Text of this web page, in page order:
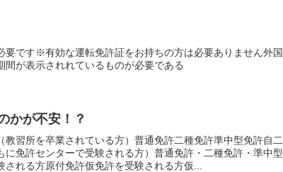
要です※有効な運転免許証をお持ちの方は必要ありません外国
が表示されれているものが必要である
かが不安！？
教習所を卒業されている方）普通免許二種免許準中型免許自二
に免許センターで受験される方）普通免許・二種免許・準中型
れる方原付免許仮免許を受験される方仮...